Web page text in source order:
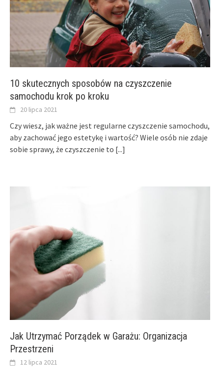
10 skutecznych sposobów na czyszczenie
samochodu krok po kroku
20 lipca 2021
Czy wiesz, jak ważne jest regularne czyszczenie samochodu,
aby zachować jego estetykę i wartość? Wiele osób nie zdaje
sobie sprawy, że czyszczenie to [...]
Jak Utrzymać Porządek w Garażu: Organizacja
Przestrzeni
12 lipca 2021